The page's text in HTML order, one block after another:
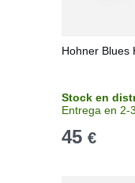
Hohner Blues
Stock en
Entrega en 2-
45 €